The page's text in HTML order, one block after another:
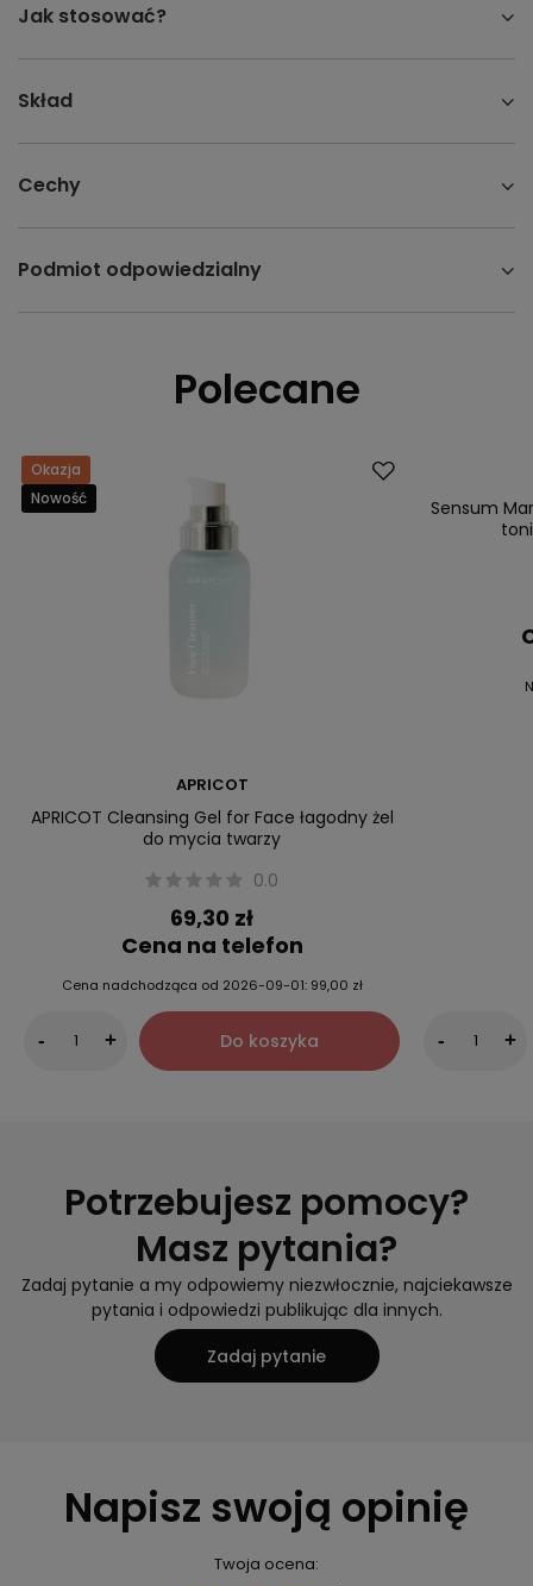
Jak stosować?
Skład
Cechy
Podmiot odpowiedzialny
Polecane
Okazja
Nowość
APRICOT
APRICOT Cleansing Gel for Face łagodny żel
do mycia twarzy
0.0
69,30 zł
Cena na telefon
Cena nadchodząca od 2026-09-01: 99,00 zł
- + Do koszyka
Nowość
Sensum
- +
Potrzebujesz pomocy?
Masz pytania?
Zadaj pytanie a my odpowiemy niezwłocznie, najciekawsze
pytania i odpowiedzi publikując dla innych.
Zadaj pytanie
Napisz swoją opinię
Twoja ocena: